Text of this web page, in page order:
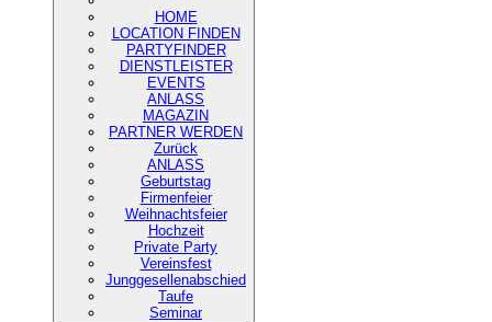
HOME
LOCATION FINDEN
PARTYFINDER
DIENSTLEISTER
EVENTS
ANLASS
MAGAZIN
PARTNER WERDEN
Zurück
ANLASS
Geburtstag
Firmenfeier
Weihnachtsfeier
Hochzeit
Private Party
Vereinsfest
Junggesellenabschied
Taufe
Seminar